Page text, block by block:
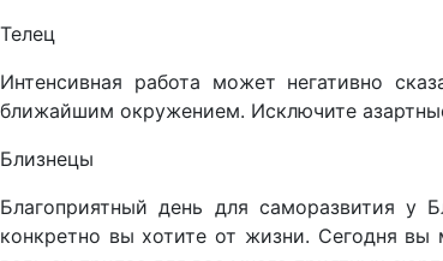
Телец
Интенсивная работа может негативно
ближайшим окружением. Исключите
Близнецы
Благоприятный день для саморазвития у
конкретно вы хотите от жизни. Сегодня вы